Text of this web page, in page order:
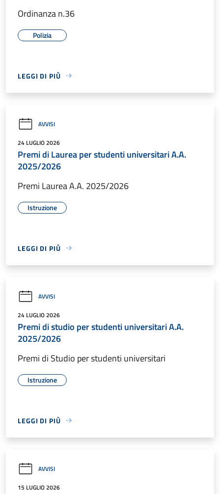
Ordinanza n.36
Polizia
LEGGI DI PIÙ
AVVISI
24 LUGLIO 2026
Premi di Laurea per studenti universitari A.A.
2025/2026
Premi Laurea A.A. 2025/2026
Istruzione
LEGGI DI PIÙ
AVVISI
24 LUGLIO 2026
Premi di studio per studenti universitari A.A.
2025/2026
Premi di Studio per studenti universitari
Istruzione
LEGGI DI PIÙ
AVVISI
15 LUGLIO 2026